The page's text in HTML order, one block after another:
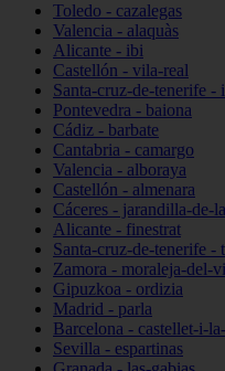
Toledo - cazalegas
Valencia - alaquàs
Alicante - ibi
Castellón - vila-real
Santa-cruz-de-tenerife -
Pontevedra - baiona
Cádiz - barbate
Cantabria - camargo
Valencia - alboraya
Castellón - almenara
Cáceres - jarandilla-de-
Alicante - finestrat
Santa-cruz-de-tenerife -
Zamora - moraleja-del-
Gipuzkoa - ordizia
Madrid - parla
Barcelona - castellet-i-
Sevilla - espartinas